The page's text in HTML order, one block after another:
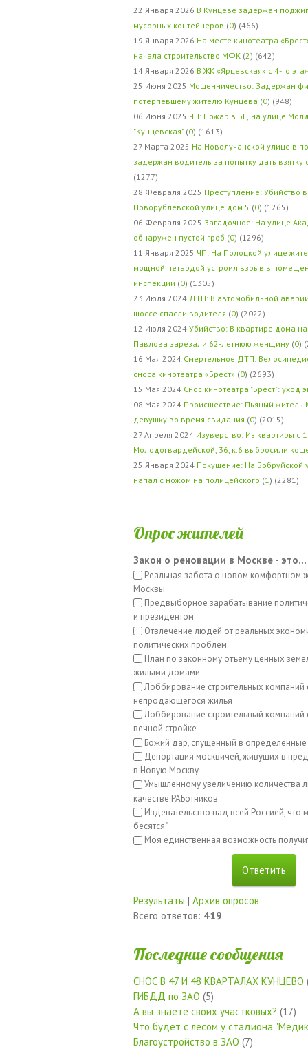
22 Января 2026 В Кунцеве задержан
мусорных контейнеров (0) (466)
19 Января 2026 На месте кинотеатра
начала строительство МФК (2) (642)
14 Января 2026 В ЖК «Ярцевская» с 4-го
25 Июня 2025 Мошенничество: Задержан
потерпевшему жителю Кунцева (0) (948)
06 Июня 2025 ЧП: Пожар в БЦ на улице
"Кунцевская" (0) (1613)
27 Марта 2025 На Новолучанской улице в
задержан водитель за попытку дать
(1277)
28 Февраля 2025 Преступление: Убийство
Новорублёвской улице дом 5 (0) (1265)
06 Февраля 2025 Загадочное: На улице
обнаружен пустой гроб (0) (1296)
11 Января 2025 ЧП: На Полоцкой улице
мощной петардой устроил взрыв в
инспекции (0) (1305)
23 Июля 2024 ДТП: В автомобильной
шоссе спасли водителя (0) (2022)
12 Июля 2024 Убийство: В квартире дома
Павлова зарезали 62-летнюю женщину (0)
16 Мая 2024 Смертельное ДТП:
сноса кинотеатра «Брест» (0) (2693)
15 Мая 2024 Снос кинотеатра "Брест": уход
08 Мая 2024 Происшествие: Пьяный житель
девушку во время свидания (0) (2015)
27 Апреля 2024 Изуверство: Из квартиры с
Молодогвардейской, 36, к.6 выбросили
25 Января 2024 Покушение: На Бобруйской
напал с ножом на полицейского (1 ) (2281)
Опрос жителей
Закон о реновации в Москве - это...
Реальная забота о новом комфортном
Москвы
Предвыборное зарабатывание
и президентом
Отвлечение людей от реальных
политических проблем
План по законному отъему ценных
жилыми домами
Лоббирование строительных компаний
непродающегося жилья
Лоббирование строительный компаний
вечной стройке
Божий дар, спущенный в
Депортация москвичей, живущих в
в Новую Москву
Умышленному увеличению количества
качестве РАБотников
Издевательство над всей Россией, что
бесятся"
Моя единственная возможность
Результаты | Архив опросов
Всего ответов: 419
Последние сообщения
СНОС В 47 И 48 КВАРТАЛАХ КУНЦЕВО
ГИБДД по ЗАО (5)
А вы знаете своих участковых? (17)
Что будет с лесом у стадиона
Благоустройство в ЗАО (7)